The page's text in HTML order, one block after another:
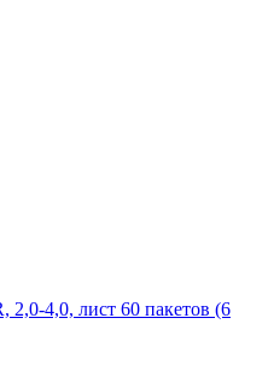
4,0, лист 60 пакетов (6